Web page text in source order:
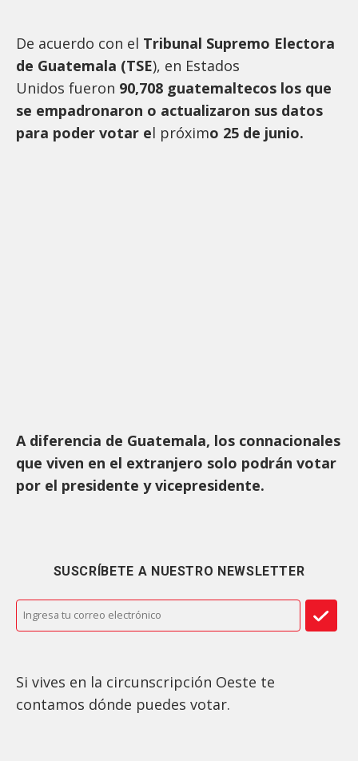
De acuerdo con el Tribunal Supremo Electora
de Guatemala (TSE), en Estados
Unidos fueron 90,708 guatemaltecos los que
se empadronaron o actualizaron sus datos
para poder votar el próximo 25 de junio.
A diferencia de Guatemala, los connacionales
que viven en el extranjero solo podrán votar
por el presidente y vicepresidente.
SUSCRÍBETE A NUESTRO NEWSLETTER
Si vives en la circunscripción Oeste te
contamos dónde puedes votar.